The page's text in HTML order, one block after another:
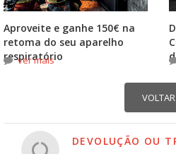
Aproveite e ganhe 150€ na
retoma do seu aparelho
respiratório
ver mais
DEVOLUÇÃO OU